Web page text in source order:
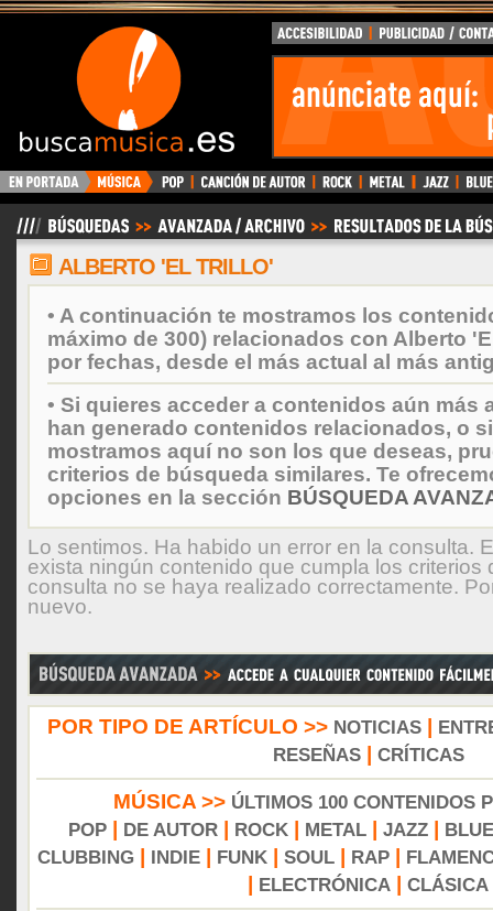
BuscaMusica.es
ALBERTO 'EL TRILLO'
• A continuación te mostramos los
máximo de 300) relacionados con Alberto
por fechas, desde el más actual al más
• Si quieres acceder a contenidos aún más
han generado contenidos relacionados, o
mostramos aquí no son los que deseas,
criterios de búsqueda similares. Te
opciones en la sección BÚSQUEDA
Lo sentimos. Ha habido un error en la consulta.
exista ningún contenido que cumpla los criterios
consulta no se haya realizado correctamente.
nuevo.
POR TIPO DE ARTÍCULO >> NOTICIAS|
RESEÑAS| CRÍTICAS
MÚSICA >> ÚLTIMOS 100 CONTENIDOS
POP
DE AUTOR ROCK METAL JAZZ
CLUBBING
INDIE FUNK SOUL RAP
ELECTRÓNICA CLÁSICA